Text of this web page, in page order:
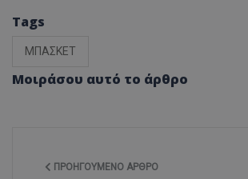
Tags
ΜΠΑΣΚΕΤ
Μοιράσου αυτό το άρθρο
ΠΡΟΗΓΟΎΜΕΝΟ ΆΡΘΡΟ